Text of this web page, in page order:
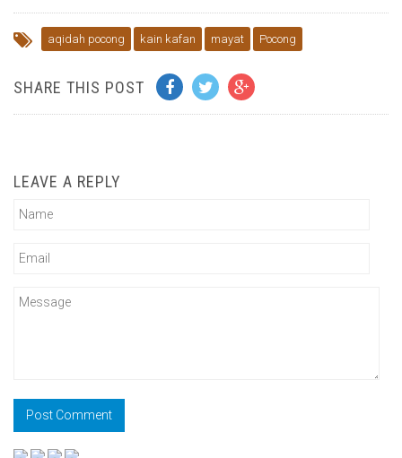
aqidah pocong kain kafan mayat Pocong
SHARE THIS POST
LEAVE A REPLY